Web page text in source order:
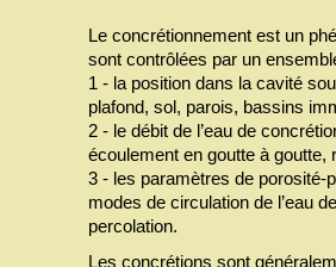
Le concrétionnement est un
sont contrôlées par un
1 - la position dans la cavité
plafond, sol, parois, bassins
2 - le débit de l’eau de
écoulement en goutte à
3 - les paramètres de porosité-
modes de circulation de l’eau
percolation.
Les concrétions sont